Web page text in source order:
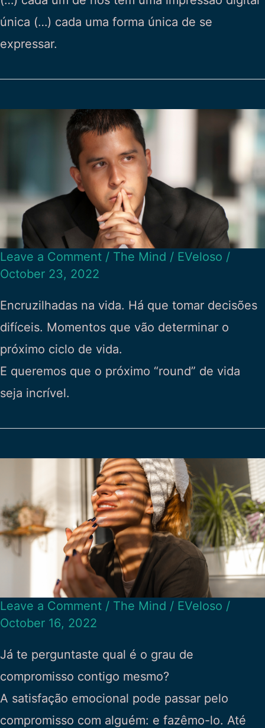
única (…) cada uma forma única de se
expressar.
Leave a Comment / The Mind / EVeloso /
October 23, 2022
Encruzilhadas na vida. Há que tomar decisões
difíceis. Momentos que vão determinar o
próximo ciclo de vida.
E queremos que o próximo “round” de vida
seja incrível.
Leave a Comment / The Mind / EVeloso /
October 16, 2022
Já te perguntaste qual é o grau de
compromisso contigo mesmo?
A satisfação emocional pode passar pelo
compromisso com alguém: e fazêmo-lo. Até